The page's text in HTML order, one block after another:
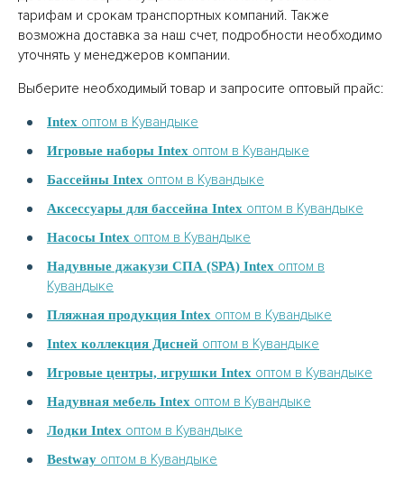
тарифам и срокам транспортных компаний. Также
возможна доставка за наш счет, подробности необходимо
уточнять у менеджеров компании.
Выберите необходимый товар и запросите оптовый прайс:
Intex оптом в Кувандыке
Игровые наборы Intex оптом в Кувандыке
Бассейны Intex оптом в Кувандыке
Аксессуары для бассейна Intex оптом в Кувандыке
Насосы Intex оптом в Кувандыке
Надувные джакузи СПА (SPA) Intex оптом в
Кувандыке
Пляжная продукция Intex оптом в Кувандыке
Intex коллекция Дисней оптом в Кувандыке
Игровые центры, игрушки Intex оптом в Кувандыке
Надувная мебель Intex оптом в Кувандыке
Лодки Intex оптом в Кувандыке
Bestway оптом в Кувандыке